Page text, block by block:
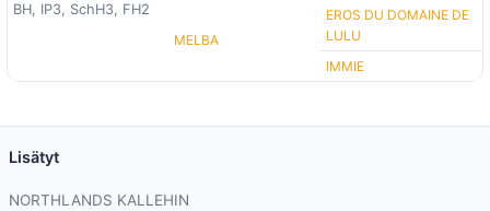
BH, IP3, SchH3, FH2
MELBA
EROS DU DOMAINE DE
LULU
IMMIE
Lisätyt
NORTHLANDS KALLEHIN